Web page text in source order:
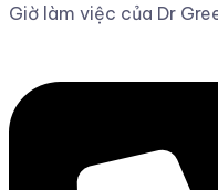
Giờ làm việc của Dr